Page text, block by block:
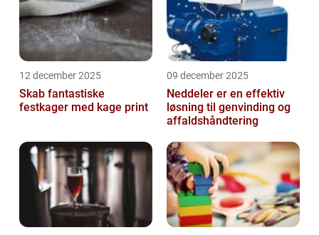
12 december 2025
Skab fantastiske
festkager med kage print
09 december 2025
Neddeler er en effektiv
løsning til genvinding og
affaldshåndtering